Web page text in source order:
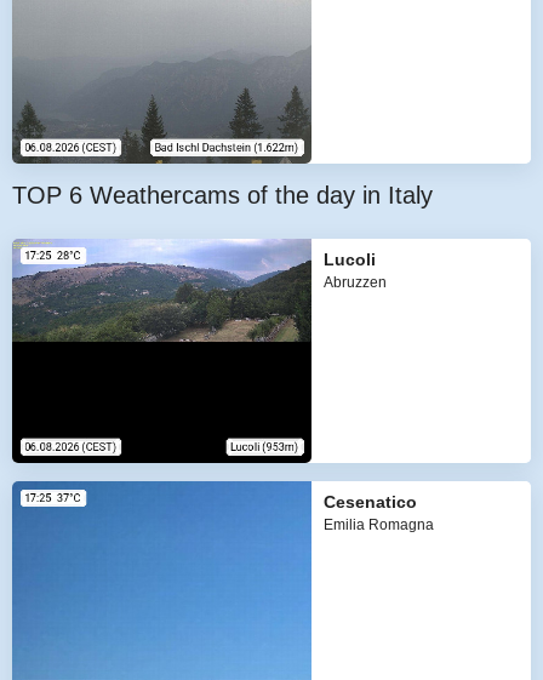
TOP 6 Weathercams of the day in Italy
Lucoli
Abruzzen
Cesenatico
Emilia Romagna